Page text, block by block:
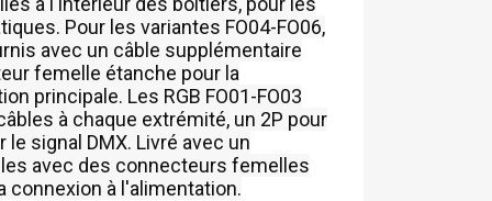
Pour les variantes FO04-FO06,
avec un câble supplémentaire
femelle étanche pour la
principale. Les RGB FO01-FO03
à chaque extrémité, un 2P pour
le signal DMX. Livré avec un
avec des connecteurs femelles
connexion à l'alimentation.